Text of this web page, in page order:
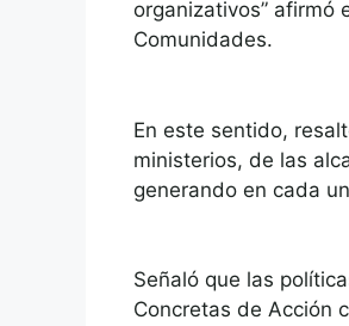
organizativos” afirmó
Comunidades.
En este sentido,
ministerios, de las
generando en cada
Señaló que las
Concretas de Acción